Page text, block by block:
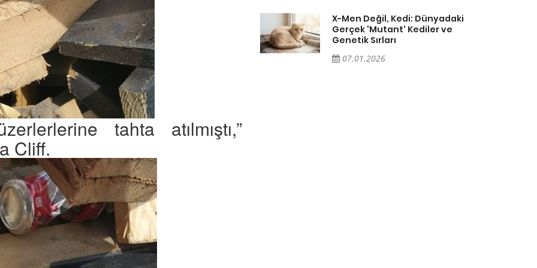
tahta atılmıştı,”
Cliff.
Özel Bir Bağ: Tekir Kedilerle
Kurulan Derin Dostlukların
Psikolojisi
15.09.2025
X-Men Değil, Kedi: Dünyadaki
Gerçek 'Mutant' Kediler ve
Genetik Sırları
07.01.2026